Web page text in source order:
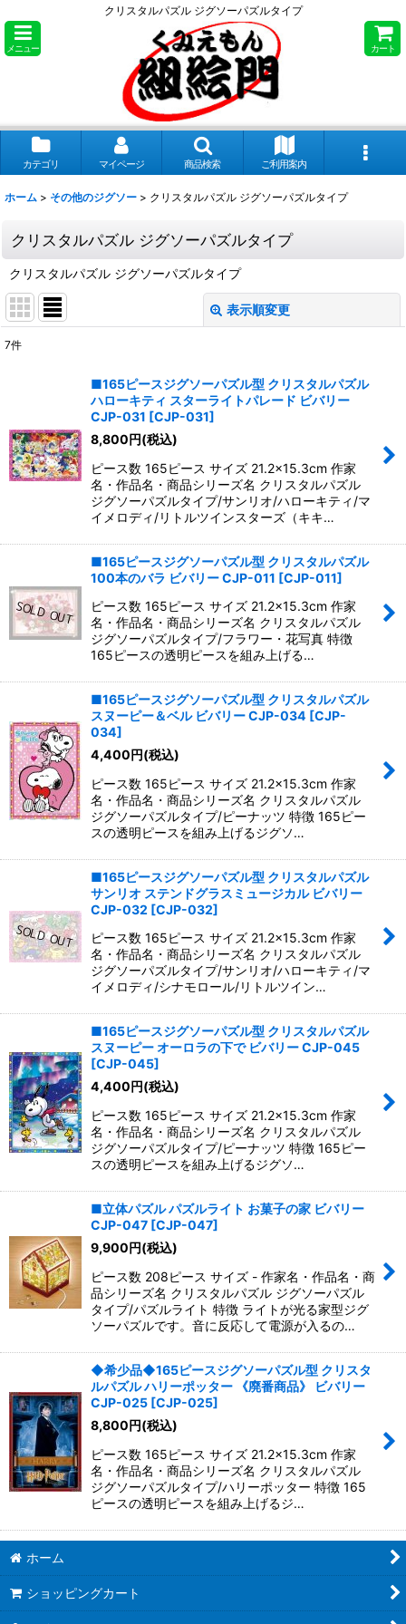
クリスタルパズル ジグソーパズルタイプ
メニュー カート
カテゴリ マイページ 商品検索 ご利用案内
ホーム > その他のジグソー > クリスタルパズル ジグソーパズルタイプ
クリスタルパズル ジグソーパズルタイプ
クリスタルパズル ジグソーパズルタイプ
表示順変更
絞り込む
7件
■165ピースジグソーパズル型 クリスタルパズル
ハローキティ スターライトパレード ビバリー
CJP-031 [CJP-031]
8,800円(税込)
ピース数 165ピース サイズ 21.2×15.3cm 作家
名・作品名・商品シリーズ名 クリスタルパズル
ジグソーパズルタイプ/サンリオ/ハローキティ/マ
イメロディ/リトルツインスターズ（キキ…
■165ピースジグソーパズル型 クリスタルパズル
100本のバラ ビバリー CJP-011 [CJP-011]
ピース数 165ピース サイズ 21.2×15.3cm 作家
名・作品名・商品シリーズ名 クリスタルパズル
ジグソーパズルタイプ/フラワー・花写真 特徴
165ピースの透明ピースを組み上げる…
■165ピースジグソーパズル型 クリスタルパズル
スヌーピー＆ベル ビバリー CJP-034 [CJP-
034]
4,400円(税込)
ピース数 165ピース サイズ 21.2×15.3cm 作家
名・作品名・商品シリーズ名 クリスタルパズル
ジグソーパズルタイプ/ピーナッツ 特徴 165ピー
スの透明ピースを組み上げるジグソ…
■165ピースジグソーパズル型 クリスタルパズル
サンリオ ステンドグラスミュージカル ビバリー
CJP-032 [CJP-032]
ピース数 165ピース サイズ 21.2×15.3cm 作家
名・作品名・商品シリーズ名 クリスタルパズル
ジグソーパズルタイプ/サンリオ/ハローキティ/マ
イメロディ/シナモロール/リトルツイン…
■165ピースジグソーパズル型 クリスタルパズル
スヌーピー オーロラの下で ビバリー CJP-045
[CJP-045]
4,400円(税込)
ピース数 165ピース サイズ 21.2×15.3cm 作家
名・作品名・商品シリーズ名 クリスタルパズル
ジグソーパズルタイプ/ピーナッツ 特徴 165ピー
スの透明ピースを組み上げるジグソ…
■立体パズル パズルライト お菓子の家 ビバリー
CJP-047 [CJP-047]
9,900円(税込)
ピース数 208ピース サイズ - 作家名・作品名・商
品シリーズ名 クリスタルパズル ジグソーパズル
タイプ/パズルライト 特徴 ライトが光る家型ジグ
ソーパズルです。音に反応して電源が入るの…
◆希少品◆165ピースジグソーパズル型 クリスタ
ルパズル ハリーポッター 《廃番商品》 ビバリー
CJP-025 [CJP-025]
8,800円(税込)
ピース数 165ピース サイズ 21.2×15.3cm 作家
名・作品名・商品シリーズ名 クリスタルパズル
ジグソーパズルタイプ/ハリーポッター 特徴 165
ピースの透明ピースを組み上げるジ…
ホーム
ショッピングカート